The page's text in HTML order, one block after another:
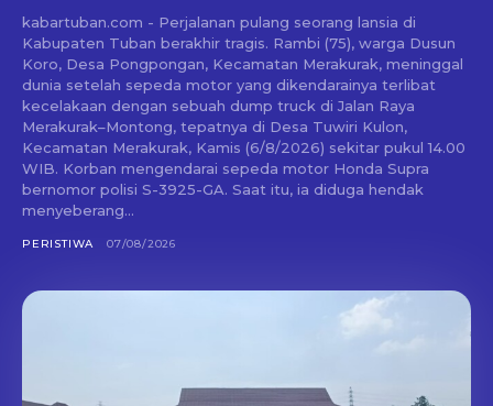
kabartuban.com - Perjalanan pulang seorang lansia di
Kabupaten Tuban berakhir tragis. Rambi (75), warga Dusun
Koro, Desa Pongpongan, Kecamatan Merakurak, meninggal
dunia setelah sepeda motor yang dikendarainya terlibat
kecelakaan dengan sebuah dump truck di Jalan Raya
Merakurak–Montong, tepatnya di Desa Tuwiri Kulon,
Kecamatan Merakurak, Kamis (6/8/2026) sekitar pukul 14.00
WIB. Korban mengendarai sepeda motor Honda Supra
bernomor polisi S-3925-GA. Saat itu, ia diduga hendak
menyeberang...
PERISTIWA 07/08/2026